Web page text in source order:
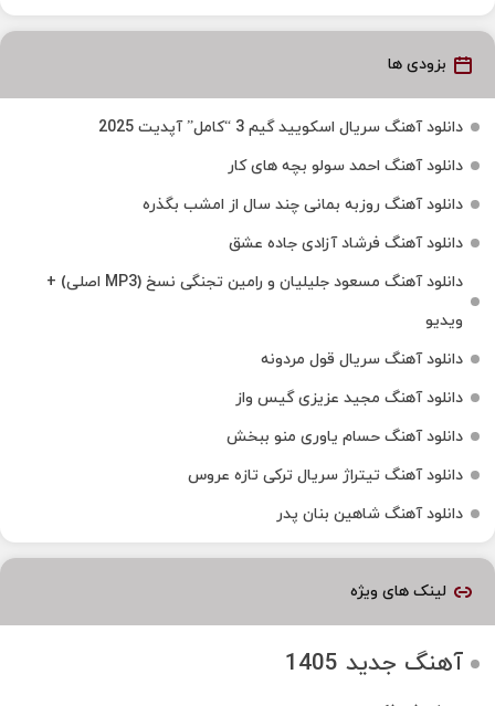
بزودی ها
دانلود آهنگ سریال اسکویید گیم 3 “کامل” آپدیت 2025
دانلود آهنگ احمد سولو بچه های کار
دانلود آهنگ روزبه بمانی چند سال از امشب بگذره
دانلود آهنگ فرشاد آزادی جاده عشق
دانلود آهنگ مسعود جلیلیان و رامین تجنگی نسخ (MP3 اصلی) +
ویدیو
دانلود آهنگ سریال قول مردونه
دانلود آهنگ مجید عزیزی گیس واز
دانلود آهنگ حسام یاوری منو ببخش
دانلود آهنگ تیتراژ سریال ترکی تازه عروس
دانلود آهنگ شاهین بنان پدر
لینک های ویژه
آهنگ جدید 1405